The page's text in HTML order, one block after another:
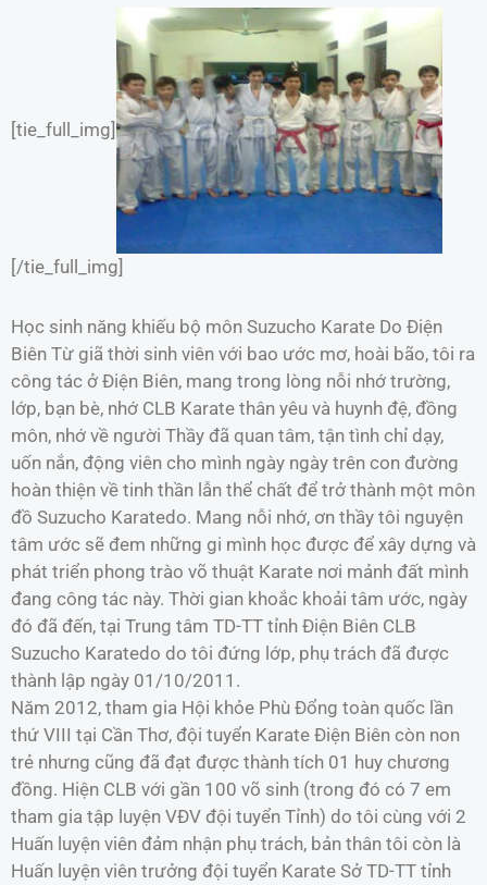
[tie_full_img]
[/tie_full_img]
Học sinh năng khiếu bộ môn Suzucho Karate Do Điện
Biên Từ giã thời sinh viên với bao ước mơ, hoài bão, tôi ra
công tác ở Điện Biên, mang trong lòng nỗi nhớ trường,
lớp, bạn bè, nhớ CLB Karate thân yêu và huynh đệ, đồng
môn, nhớ về người Thầy đã quan tâm, tận tình chỉ dạy,
uốn nắn, động viên cho mình ngày ngày trên con đường
hoàn thiện về tinh thần lẫn thể chất để trở thành một môn
đồ Suzucho Karatedo. Mang nỗi nhớ, ơn thầy tôi nguyện
tâm ước sẽ đem những gi mình học được để xây dựng và
phát triển phong trào võ thuật Karate nơi mảnh đất mình
đang công tác này. Thời gian khoắc khoải tâm ước, ngày
đó đã đến, tại Trung tâm TD-TT tỉnh Điện Biên CLB
Suzucho Karatedo do tôi đứng lớp, phụ trách đã được
thành lập ngày 01/10/2011.
Năm 2012, tham gia Hội khỏe Phù Đổng toàn quốc lần
thứ VIII tại Cần Thơ, đội tuyển Karate Điện Biên còn non
trẻ nhưng cũng đã đạt được thành tích 01 huy chương
đồng. Hiện CLB với gần 100 võ sinh (trong đó có 7 em
tham gia tập luyện VĐV đội tuyển Tỉnh) do tôi cùng với 2
Huấn luyện viên đảm nhận phụ trách, bản thân tôi còn là
Huấn luyện viên trưởng đội tuyển Karate Sở TD-TT tỉnh